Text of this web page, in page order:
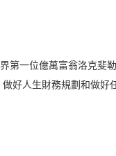
第一位億萬富翁洛克斐
好人生財務規劃和做好